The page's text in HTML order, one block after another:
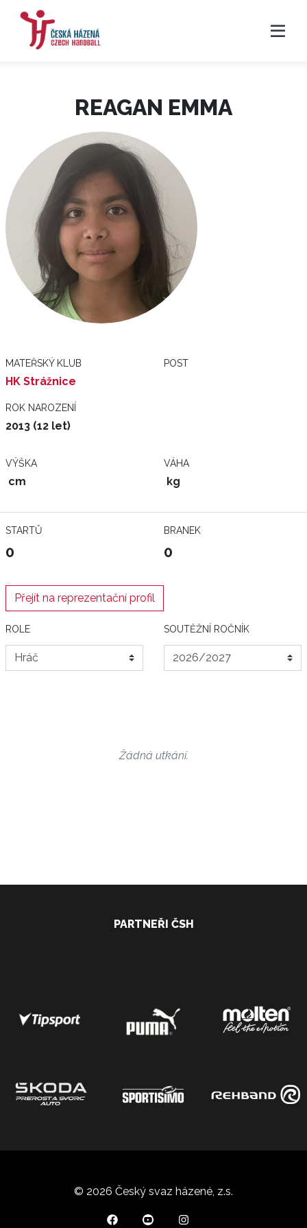
REAGAN EMMA
MATEŘSKÝ KLUB
HK Strážnice
POST
ROK NAROZENÍ
2013 (12 let)
VÝŠKA
cm
VÁHA
kg
STARTŮ
0
BRANEK
0
Přejít na reprezentační profil
ROLE SOUTĚŽNÍ ROČNÍK
Žádná utkání.
PARTNEŘI ČSH
© 2026 Český svaz házené, z.s.